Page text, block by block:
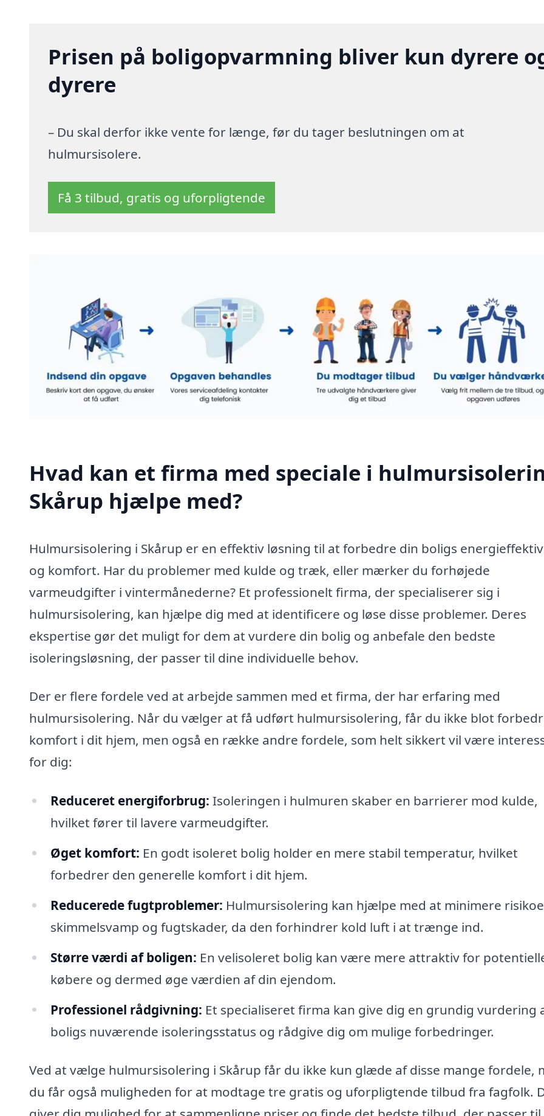
Prisen på boligopvarmning bliver kun dyrere
dyrere
– Du skal derfor ikke vente for længe, før du tager beslutningen om at
hulmursisolere.
Få 3 tilbud, gratis og uforpligtende
Hvad kan et firma med speciale i
Skårup hjælpe med?
Hulmursisolering i Skårup er en effektiv løsning til at forbedre din boligs
og komfort. Har du problemer med kulde og træk, eller mærker du forhøjede
varmeudgifter i vintermånederne? Et professionelt firma, der specialiserer sig i
hulmursisolering, kan hjælpe dig med at identificere og løse disse problemer. Deres
ekspertise gør det muligt for dem at vurdere din bolig og anbefale den bedste
isoleringsløsning, der passer til dine individuelle behov.
Der er flere fordele ved at arbejde sammen med et firma, der har erfaring med
hulmursisolering. Når du vælger at få udført hulmursisolering, får du ikke blot
komfort i dit hjem, men også en række andre fordele, som helt sikkert vil være
for dig:
Reduceret energiforbrug: Isoleringen i hulmuren skaber en barrierer mod kulde,
hvilket fører til lavere varmeudgifter.
Øget komfort: En godt isoleret bolig holder en mere stabil temperatur, hvilket
forbedrer den generelle komfort i dit hjem.
Reducerede fugtproblemer: Hulmursisolering kan hjælpe med at minimere
skimmelsvamp og fugtskader, da den forhindrer kold luft i at trænge ind.
Større værdi af boligen: En velisoleret bolig kan være mere attraktiv for
købere og dermed øge værdien af din ejendom.
Professionel rådgivning: Et specialiseret firma kan give dig en grundig vurdering
boligs nuværende isoleringsstatus og rådgive dig om mulige forbedringer.
Ved at vælge hulmursisolering i Skårup får du ikke kun glæde af disse mange fordele,
du får også muligheden for at modtage tre gratis og uforpligtende tilbud fra fagfolk.